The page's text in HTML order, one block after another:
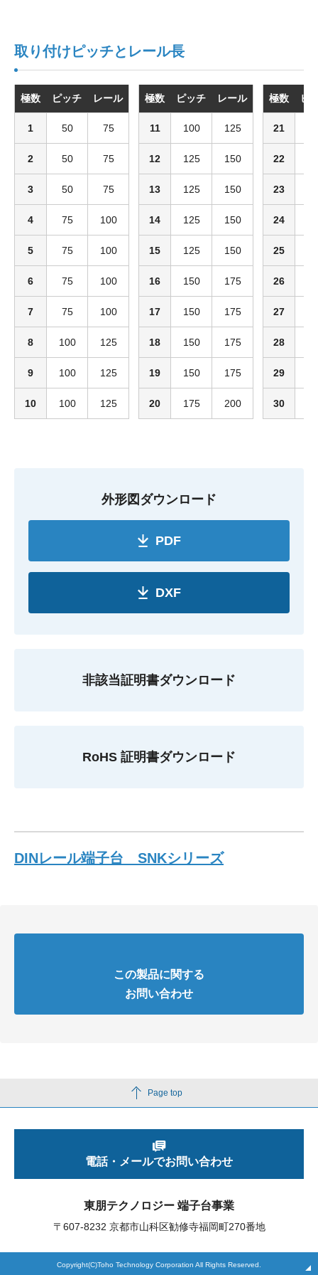
取り付けピッチとレール長
極数 ピッチ レール
1 50 75
2 50 75
3 50 75
4 75 100
5 75 100
6 75 100
7 75 100
8 100 125
9 100 125
10 100 125
極数 ピッチ レール
11 100 125
12 125 150
13 125 150
14 125 150
15 125 150
16 150 175
17 150 175
18 150 175
19 150 175
20 175 200
極数 ピ
21
22
23
24
25
26
27
28
29
30
外形図ダウンロード
PDF
DXF
非該当証明書ダウンロード
RoHS 証明書ダウンロード
DINレール端子台 SNKシリーズ
この製品に関する
お問い合わせ
Page top
東朋テクノロジー 端子台事業
〒607-8232 京都市山科区勧修寺福岡町270番地
電話・メールでお問い合わせ
Copyright(C)Toho Technology Corporation All Rights Reserved.